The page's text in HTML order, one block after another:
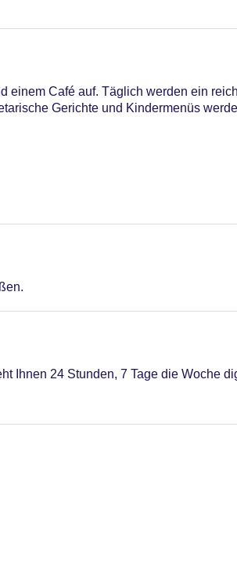
Visa
einem Café auf. Täglich werden ein
Gerichte und Kindermenüs
Ihnen 24 Stunden, 7 Tage die Woche